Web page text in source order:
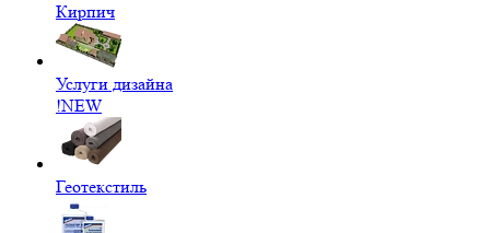
Кирпич
Услуги дизайна
!NEW
Геотекстиль